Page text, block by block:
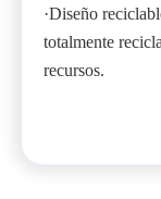
·Diseño
totalmente
recursos.